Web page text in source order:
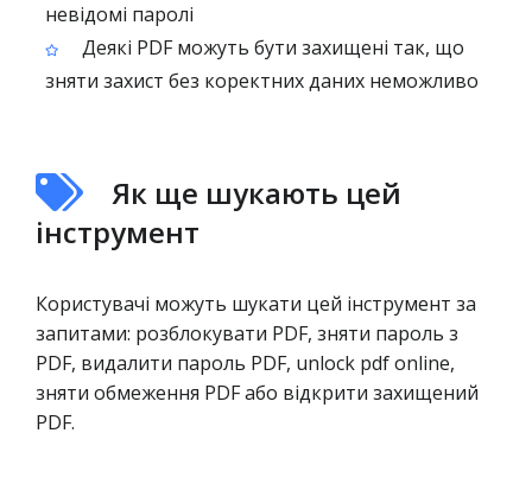
невідомі паролі
Деякі PDF можуть бути захищені так, що
зняти захист без коректних даних неможливо
Як ще шукають цей
інструмент
Користувачі можуть шукати цей інструмент за
запитами: розблокувати PDF, зняти пароль з
PDF, видалити пароль PDF, unlock pdf online,
зняти обмеження PDF або відкрити захищений
PDF.